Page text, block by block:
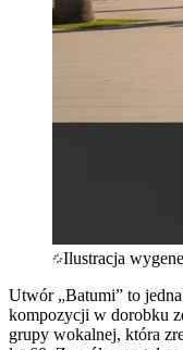
Ilustracja
Utwór „Batumi” to
kompozycji w dorobku
grupy wokalnej, która